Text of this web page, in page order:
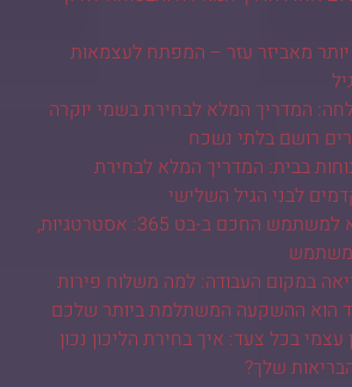
יותר מאביזר עזר – המפתח לעצמאות
המדריך המלא לבחירת בשמי יוקרה
רושם בלתי נשכח
בבית: המדריך המלא לבחירת
לבני הגיל השלישי
המדריך המלא למשתמש החכם ב-בט 365: אסטרטגיות,
משתמש
במקום העבודה: למה משלוח פירות
הוא ההשקעה המשתלמת ביותר שלכם
עצמי בכל צעד: איך בחירת הליכון נכון
שלך?